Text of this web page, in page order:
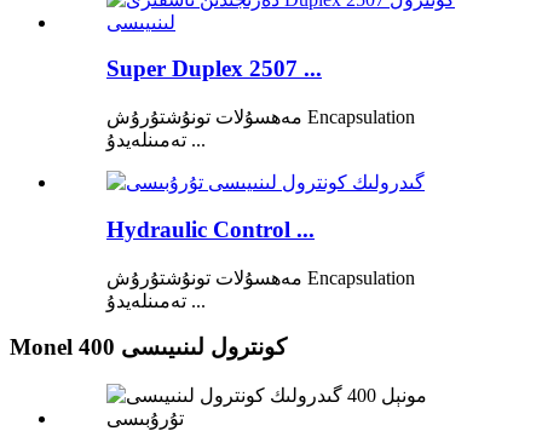
Super Duplex 2507 ...
مەھسۇلات تونۇشتۇرۇش Encapsulation
تەمىنلەيدۇ ...
Hydraulic Control ...
مەھسۇلات تونۇشتۇرۇش Encapsulation
تەمىنلەيدۇ ...
Monel 400 كونترول لىنىيىسى